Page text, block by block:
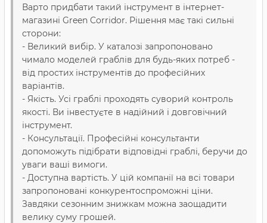
Варто придбати такий інструмент в інтернет-
магазині Green Corridor. Рішення має такі сильні
сторони:
- Великий вибір. У каталозі запропоновано
чимало моделей граблів для будь-яких потреб -
від простих інструментів до професійних
варіантів.
- Якість. Усі граблі проходять суворий контроль
якості. Ви інвестуєте в надійний і довговічний
інструмент.
- Консультації. Професійні консультанти
допоможуть підібрати відповідні граблі, беручи до
уваги ваші вимоги.
- Доступна вартість. У цій компанії на всі товари
запропоновані конкурентоспроможні ціни.
Завдяки сезонним знижкам можна заощадити
велику суму грошей.